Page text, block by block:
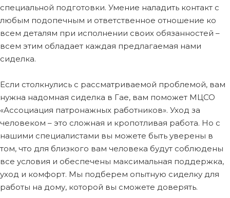
специальной подготовки. Умение наладить контакт с
любым подопечным и ответственное отношение ко
всем деталям при исполнении своих обязанностей –
всем этим обладает каждая предлагаемая нами
сиделка.
Если столкнулись с рассматриваемой проблемой, вам
нужна надомная сиделка в Гае, вам поможет МЦСО
«Ассоциация патронажных работников». Уход за
человеком – это сложная и кропотливая работа. Но с
нашими специалистами вы можете быть уверены в
том, что для близкого вам человека будут соблюдены
все условия и обеспечены максимальная поддержка,
уход и комфорт. Мы подберем опытную сиделку для
работы на дому, которой вы сможете доверять.